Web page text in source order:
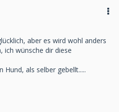
aber es wird wohl anders
ich wünsche dir diese
Hund, als selber gebellt.....